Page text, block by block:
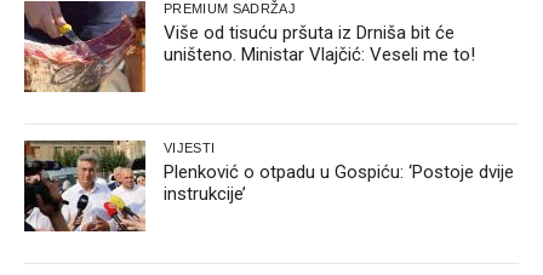
PREMIUM SADRŽAJ
Više od tisuću pršuta iz Drniša bit će
uništeno. Ministar Vlajčić: Veseli me to!
VIJESTI
Plenković o otpadu u Gospiću: ‘Postoje dvije
instrukcije’